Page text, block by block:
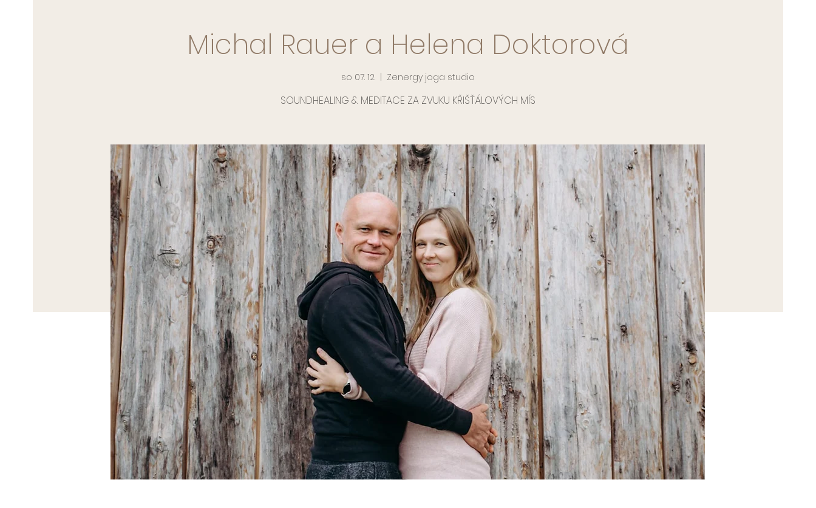
Michal Rauer a Helena Doktorová
so 07. 12.
  |
Zenergy joga studio
SOUNDHEALING & MEDITACE ZA ZVUKU KŘIŠŤÁLOVÝCH MÍS